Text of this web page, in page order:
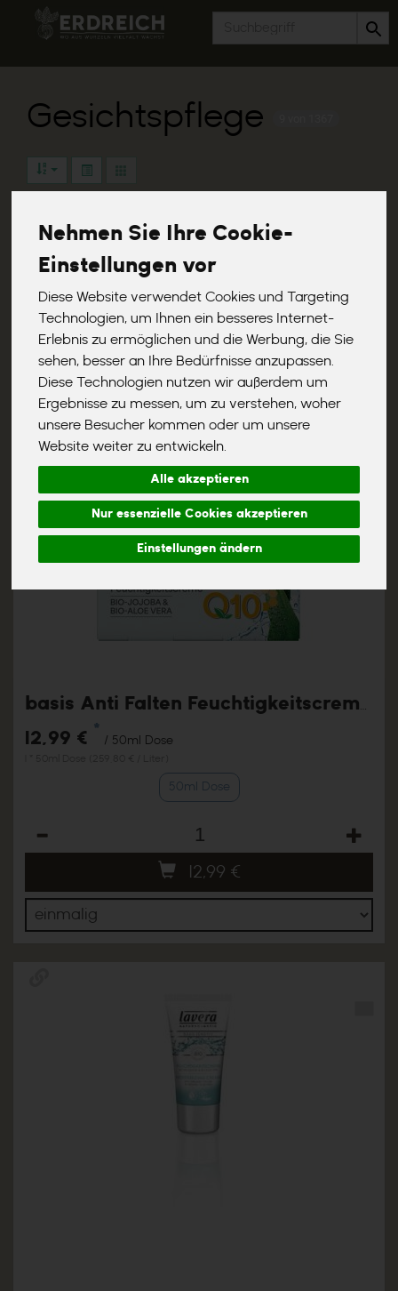
Nehmen Sie Ihre Cookie-
Einstellungen vor
Diese Website verwendet Cookies und Targeting
Technologien, um Ihnen ein besseres Internet-
Erlebnis zu ermöglichen und die Werbung, die Sie
sehen, besser an Ihre Bedürfnisse anzupassen.
Diese Technologien nutzen wir außerdem um
Ergebnisse zu messen, um zu verstehen, woher
unsere Besucher kommen oder um unsere
Website weiter zu entwickeln.
Alle akzeptieren
Nur essenzielle Cookies akzeptieren
Einstellungen ändern
Gesichtspflege
Hersteller
12,99 € *
/ 50ml Dose
50ml Dose
12,99 €